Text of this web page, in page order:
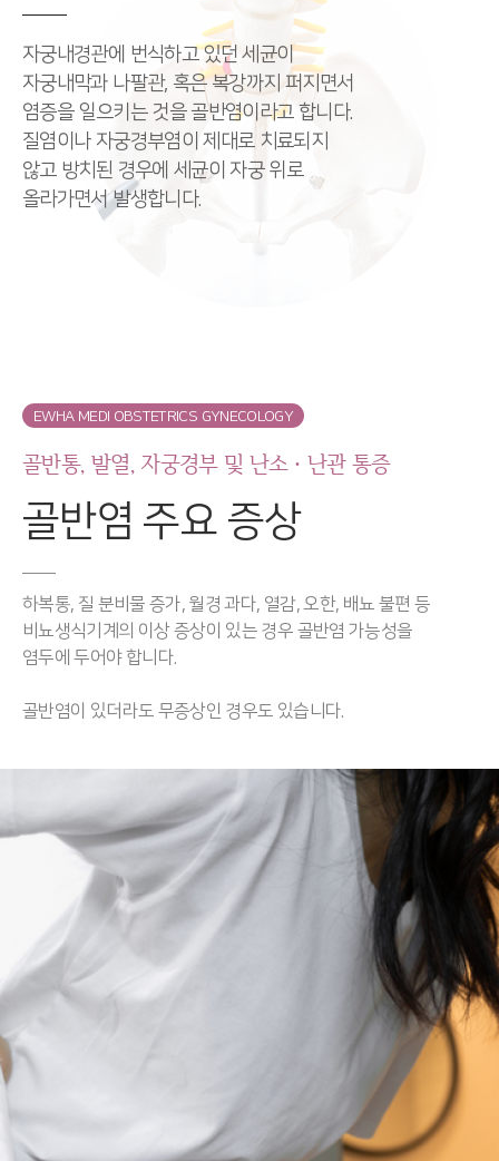
자궁내경관에 번식하고 있던 세균이
자궁내막과 나팔관, 혹은 복강까지 퍼지면서
염증을 일으키는 것을 골반염이라고 합니다.
질염이나 자궁경부염이 제대로 치료되지
않고 방치된 경우에 세균이 자궁 위로
올라가면서 발생합니다.
EWHA MEDI OBSTETRICS GYNECOLOGY
골반통, 발열, 자궁경부 및 난소ㆍ난관 통증
골반염 주요 증상
하복통, 질 분비물 증가, 월경 과다, 열감, 오한, 배뇨 불편 등
비뇨생식기계의 이상 증상이 있는 경우 골반염 가능성을
염두에 두어야 합니다.
골반염이 있더라도 무증상인 경우도 있습니다.